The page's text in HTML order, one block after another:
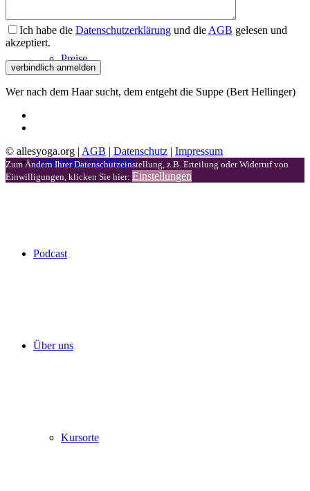
Preise
Yogalehrer Ausbildung
Podcast
Über uns
Kursorte
Ich habe die Datenschutzerklärung und die AGB gelesen und
akzeptiert.
Wer nach dem Haar sucht, dem entgeht die Suppe (Bert Hellinger)
© allesyoga.org | AGB | Datenschutz | Impressum
Zum Ändern Ihrer Datenschutzeinstellung, z.B. Erteilung oder Widerruf von
Einwilligungen, klicken Sie hier: Einstellungen